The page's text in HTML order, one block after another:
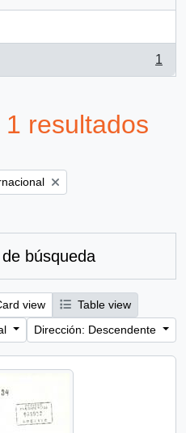
1
resultados
búsqueda
view
Table view
Dirección: Descendente